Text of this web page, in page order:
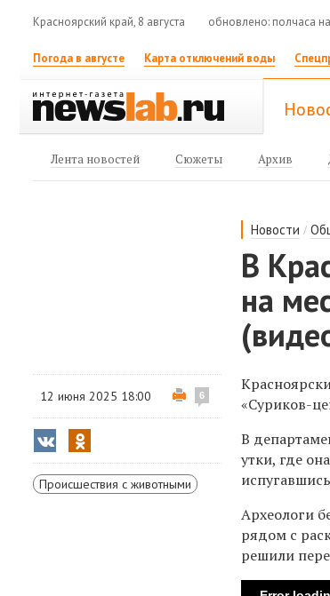
Красноярский край, 8 августа обновлено: полчаса
Погода в августе Карта отключений воды
Лента новостей Сюжеты Архив
Новости /
В
на
12 июня 2025 18:00 6
Происшествия с животными
«Суриков-
В
утки, где
Археологи
рядом с
решили